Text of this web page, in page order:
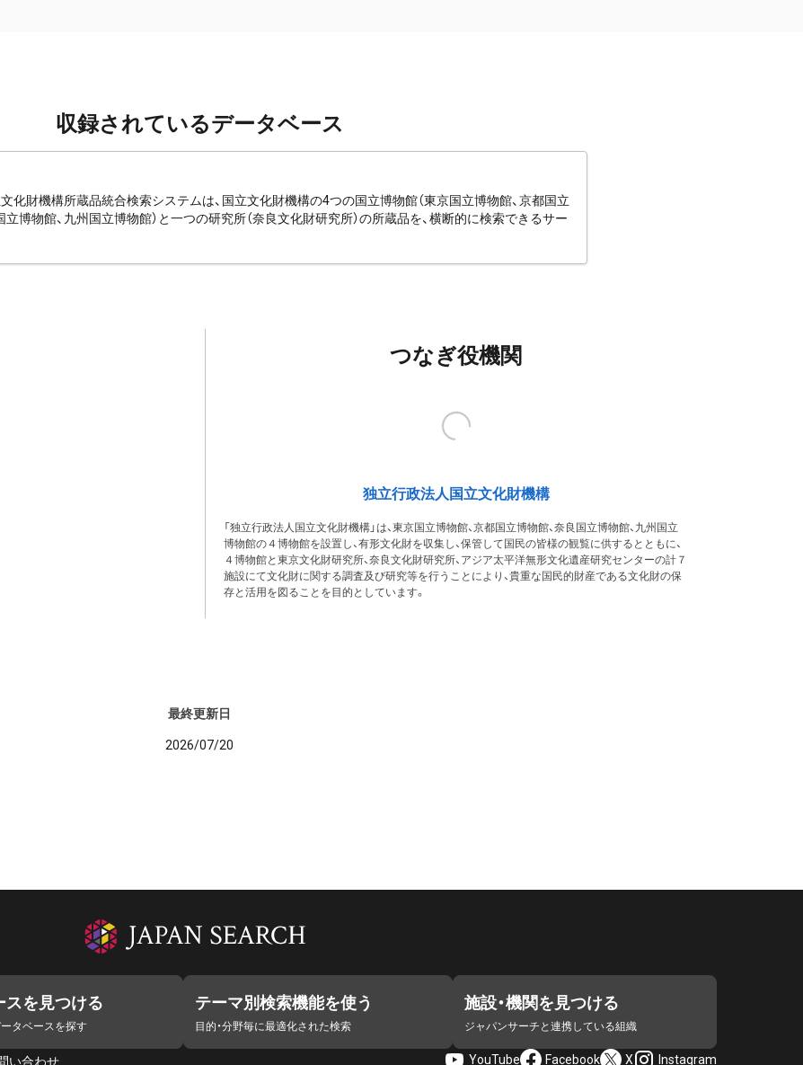
収録されているデータベース
化財機構所蔵品統合検索システムは、国立文化財機構の4つの国立博物館（東京国立博物館、京都国立
立博物館、九州国立博物館）と一つの研究所（奈良文化財研究所）の所蔵品を、横断的に検索できるサー
つなぎ役機関
独立行政法人国立文化財機構
「独立行政法人国立文化財機構」は、東京国立博物館、京都国立博物館、奈良国立博物館、九州国立
博物館の４博物館を設置し、有形文化財を収集し、保管して国民の皆様の観覧に供するとともに、
４博物館と東京文化財研究所、奈良文化財研究所、アジア太平洋無形文化遺産研究センターの計７
施設にて文化財に関する調査及び研究等を行うことにより、貴重な国民的財産である文化財の保
存と活用を図ることを目的としています。
最終更新日
2026/07/20
スを見つける
タベースを探す
テーマ別検索機能を使う
目的・分野毎に最適化された検索
施設・機関を見つける
ジャパンサーチと連携している組織
い合わせ YouTube Facebook X Instagram